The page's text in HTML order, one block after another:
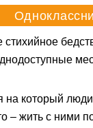
на который
– жить с ними